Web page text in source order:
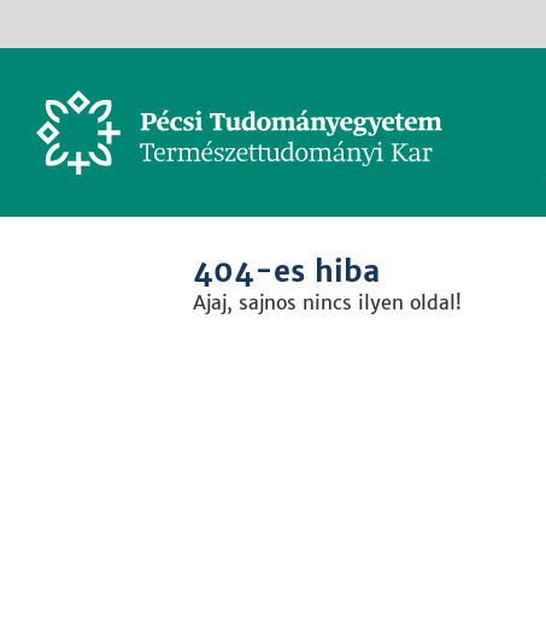
404-es hiba
Ajaj, sajnos nincs ilyen oldal!